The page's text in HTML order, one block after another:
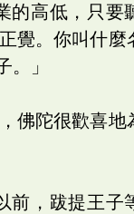
的高低，只要
覺。你叫什麼
」
佛陀很歡喜地
前，跋提王子